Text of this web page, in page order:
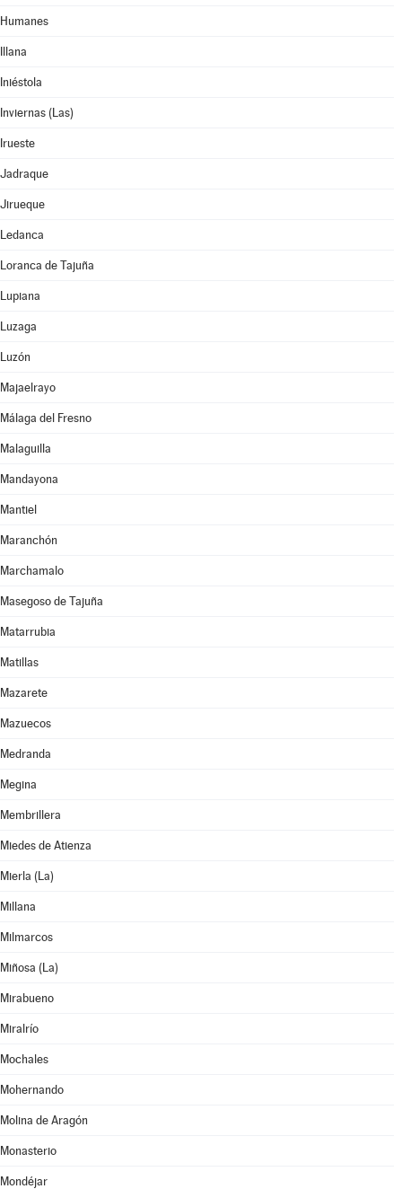
Humanes
Illana
Iniéstola
Inviernas (Las)
Irueste
Jadraque
Jirueque
Ledanca
Loranca de Tajuña
Lupiana
Luzaga
Luzón
Majaelrayo
Málaga del Fresno
Malaguilla
Mandayona
Mantiel
Maranchón
Marchamalo
Masegoso de Tajuña
Matarrubia
Matillas
Mazarete
Mazuecos
Medranda
Megina
Membrillera
Miedes de Atienza
Mierla (La)
Millana
Milmarcos
Miñosa (La)
Mirabueno
Miralrío
Mochales
Mohernando
Molina de Aragón
Monasterio
Mondéjar